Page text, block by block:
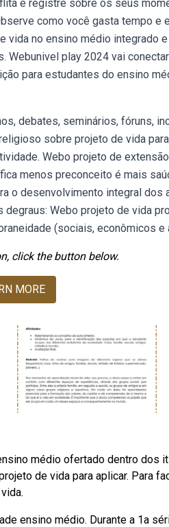
e registre sobre os seus
como você gasta tempo e
no ensino médio integrado
play 2024 vai
para estudantes do ensino
debates, seminários, fóruns,
sobre projeto de vida para
Webo projeto de
menos preconceito é mais
o desenvolvimento integral dos
Webo projeto de vida
(sociais, econômicos e
click the button below.
MORE
médio ofertado dentro dos
de vida para aplicar. Para
ensino médio. Durante a 1a